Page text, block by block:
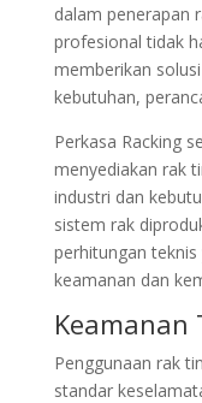
dalam penerapan
profesional tidak
memberikan
kebutuhan,
Perkasa Racking
menyediakan rak
industri dan
sistem rak
perhitungan
keamanan dan
Keamanan
Penggunaan rak
standar